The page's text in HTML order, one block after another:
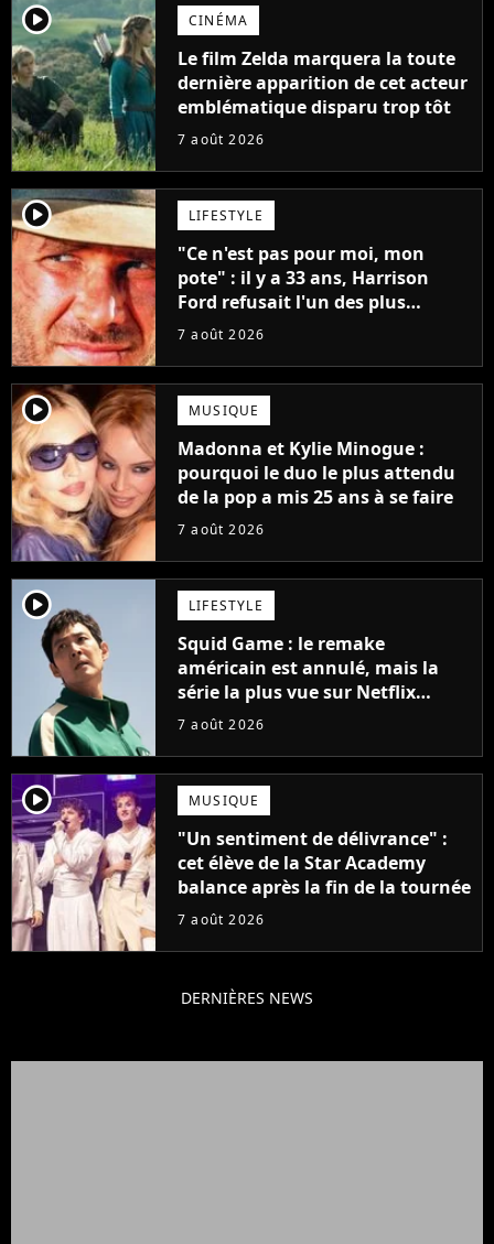
player2 CINÉMA
Le film Zelda marquera la toute
dernière apparition de cet acteur
emblématique disparu trop tôt
7 août 2026
player2 LIFESTYLE
"Ce n'est pas pour moi, mon
pote" : il y a 33 ans, Harrison
Ford refusait l'un des plus
grands succès de tous les temps
7 août 2026
player2 MUSIQUE
Madonna et Kylie Minogue :
pourquoi le duo le plus attendu
de la pop a mis 25 ans à se faire
7 août 2026
player2 LIFESTYLE
Squid Game : le remake
américain est annulé, mais la
série la plus vue sur Netflix
pourrait avoir une version
7 août 2026
player2 MUSIQUE
"Un sentiment de délivrance" :
cet élève de la Star Academy
balance après la fin de la tournée
7 août 2026
DERNIÈRES NEWS